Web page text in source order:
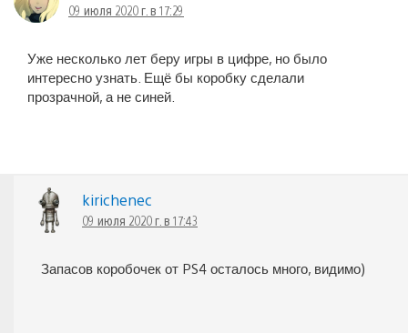
09 июля 2020 г. в 17:29
Уже несколько лет беру игры в цифре, но было
интересно узнать. Ещё бы коробку сделали
прозрачной, а не синей.
kirichenec
09 июля 2020 г. в 17:43
Запасов коробочек от PS4 осталось много, видимо)